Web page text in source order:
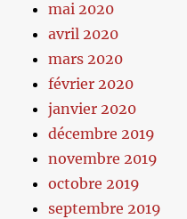
mai 2020
avril 2020
mars 2020
février 2020
janvier 2020
décembre 2019
novembre 2019
octobre 2019
septembre 2019